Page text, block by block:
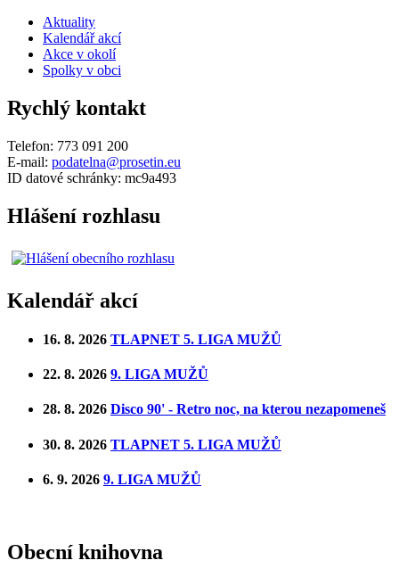
Aktuality
Kalendář akcí
Akce v okolí
Spolky v obci
Rychlý kontakt
Telefon: 773 091 200
E-mail: podatelna@prosetin.eu
ID datové schránky: mc9a493
Hlášení rozhlasu
Kalendář akcí
16. 8. 2026 TLAPNET 5. LIGA MUŽŮ
22. 8. 2026 9. LIGA MUŽŮ
28. 8. 2026 Disco 90' - Retro noc, na kterou nezapomeneš
30. 8. 2026 TLAPNET 5. LIGA MUŽŮ
6. 9. 2026 9. LIGA MUŽŮ
Obecní knihovna